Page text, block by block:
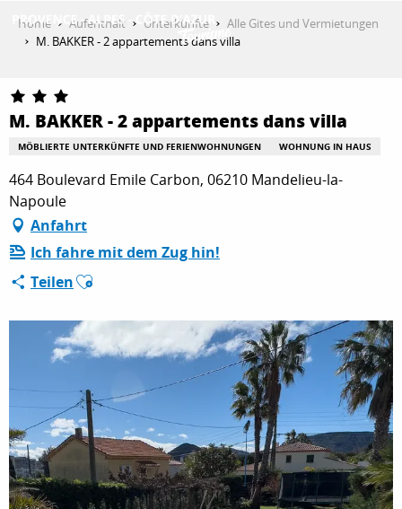
ENTDECKEN
AKTIVITÄTEN
AUFENTHALT
ESPACE PRO
Home Aufenthalt Unterkünfte
Alle Gites und Vermietungen
M. BAKKER - 2 appartements dans villa
M. BAKKER - 2 appartements dans villa
MÖBLIERTE UNTERKÜNFTE UND FERIENWOHNUNGEN WOHNUNG IN HAUS
464 Boulevard Emile Carbon, 06210 Mandelieu-la-
Napoule
Anfahrt
Ich fahre mit dem Zug hin!
TeilenAjouter aux favoris